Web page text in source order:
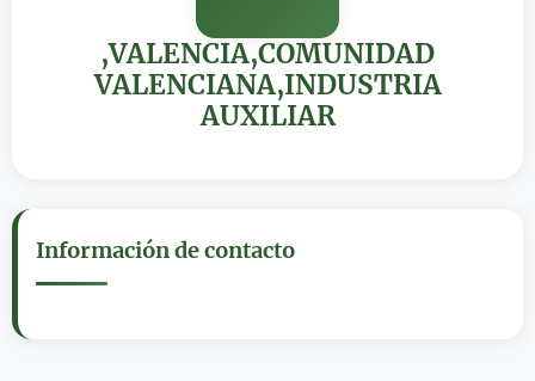
,VALENCIA,COMUNIDAD
VALENCIANA,INDUSTRIA
AUXILIAR
Información de contacto